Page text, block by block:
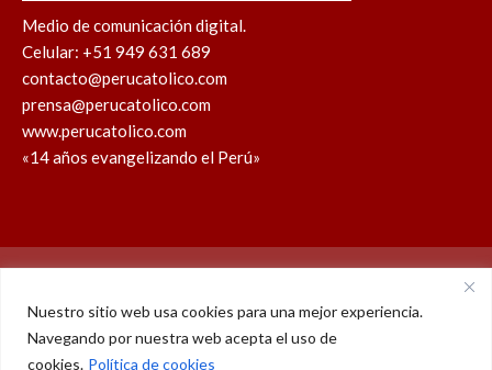
Nuestro sitio web usa cookies para una mejor experiencia.
Navegando por nuestra web acepta el uso de
cookies. Política de cookies
Medio de comunicación digital.
Celular: +51 949 631 689
contacto@perucatolico.com
prensa@perucatolico.com
www.perucatolico.com
«14 años evangelizando el Perú»
WhatsAppFacebookYoutubeInstagram
X